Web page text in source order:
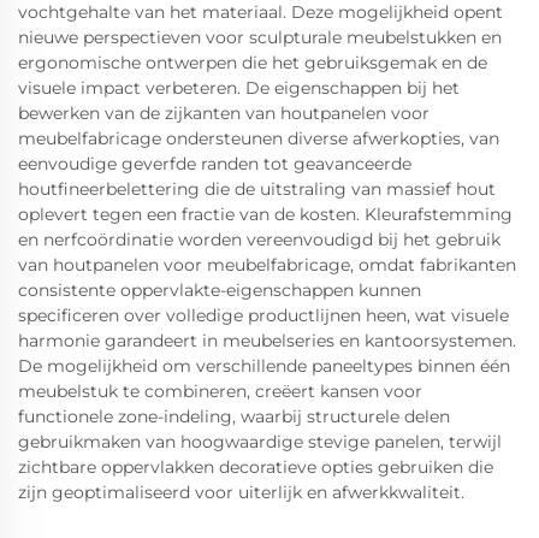
vochtgehalte van het materiaal. Deze mogelijkheid opent
nieuwe perspectieven voor sculpturale meubelstukken en
ergonomische ontwerpen die het gebruiksgemak en de
visuele impact verbeteren. De eigenschappen bij het
bewerken van de zijkanten van houtpanelen voor
meubelfabricage ondersteunen diverse afwerkopties, van
eenvoudige geverfde randen tot geavanceerde
houtfineerbelettering die de uitstraling van massief hout
oplevert tegen een fractie van de kosten. Kleurafstemming
en nerfcoördinatie worden vereenvoudigd bij het gebruik
van houtpanelen voor meubelfabricage, omdat fabrikanten
consistente oppervlakte-eigenschappen kunnen
specificeren over volledige productlijnen heen, wat visuele
harmonie garandeert in meubelseries en kantoorsystemen.
De mogelijkheid om verschillende paneeltypes binnen één
meubelstuk te combineren, creëert kansen voor
functionele zone-indeling, waarbij structurele delen
gebruikmaken van hoogwaardige stevige panelen, terwijl
zichtbare oppervlakken decoratieve opties gebruiken die
zijn geoptimaliseerd voor uiterlijk en afwerkkwaliteit.